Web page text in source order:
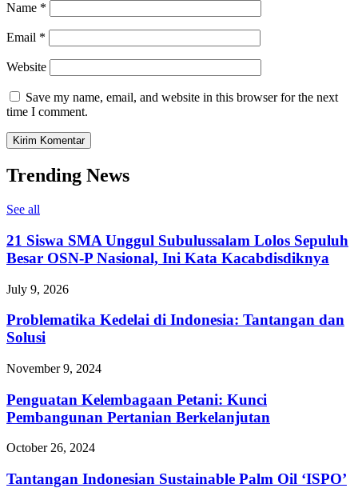
Name *
Email *
Website
Save my name, email, and website in this browser for the next
time I comment.
Trending News
See all
21 Siswa SMA Unggul Subulussalam Lolos Sepuluh
Besar OSN-P Nasional, Ini Kata Kacabdisdiknya
July 9, 2026
Problematika Kedelai di Indonesia: Tantangan dan
Solusi
November 9, 2024
Penguatan Kelembagaan Petani: Kunci
Pembangunan Pertanian Berkelanjutan
October 26, 2024
Tantangan Indonesian Sustainable Palm Oil ‘ISPO’